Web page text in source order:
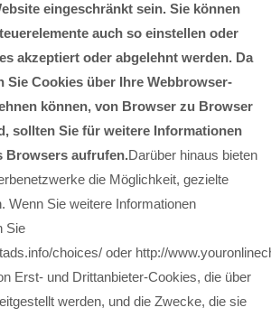
eingeschränkt sein. Sie können
auch so einstellen oder
akzeptiert oder abgelehnt werden. Da
Sie Cookies über Ihre Webbrowser-
können, von Browser zu Browser
sollten Sie für weitere Informationen
Browsers aufrufen.Darüber hinaus bieten
die Möglichkeit, gezielte
Wenn Sie weitere Informationen
Sie
choices/ oder http://
Erst- und Drittanbieter-Cookies, die über
werden, und die Zwecke, die sie